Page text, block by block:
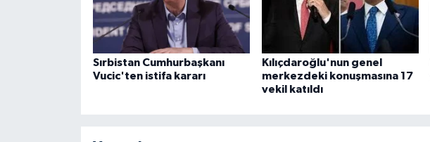
Sırbistan Cumhurbaşkanı
Vucic'ten istifa kararı
Kılıçdaroğlu'nun genel
merkezdeki konuşmasına 17
vekil katıldı